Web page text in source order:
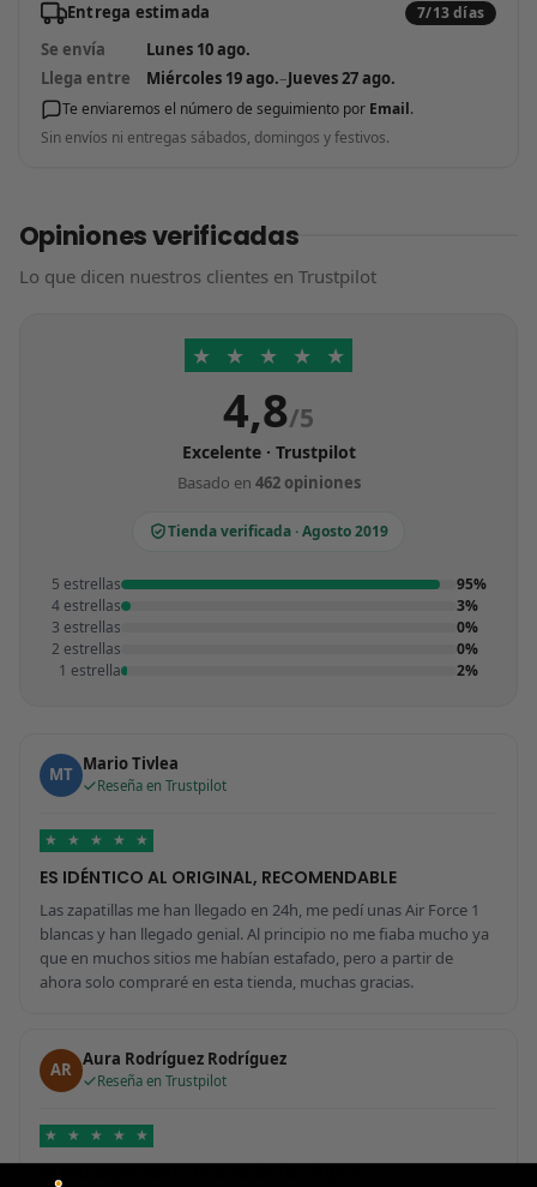
Entrega estimada 7/13 días
Se envía
Lunes 10 ago.
Llega entre
Miércoles 19 ago.–Jueves 27 ago.
Te enviaremos el número de seguimiento por Email.
Sin envíos ni entregas sábados, domingos y festivos.
Opiniones verificadas
Lo que dicen nuestros clientes en Trustpilot
★ ★ ★ ★ ★
4,8/5
Excelente · Trustpilot
Basado en 462 opiniones
Tienda verificada · Agosto 2019
5 estrellas
95%
4 estrellas
3%
3 estrellas
0%
2 estrellas
0%
1 estrella
2%
MT Mario Tivlea
Reseña en Trustpilot
★ ★ ★ ★ ★
ES IDÉNTICO AL ORIGINAL, RECOMENDABLE
Las zapatillas me han llegado en 24h, me pedí unas Air Force 1
blancas y han llegado genial. Al principio no me fiaba mucho ya
que en muchos sitios me habían estafado, pero a partir de
ahora solo compraré en esta tienda, muchas gracias.
AR Aura Rodríguez Rodríguez
Reseña en Trustpilot
★ ★ ★ ★ ★